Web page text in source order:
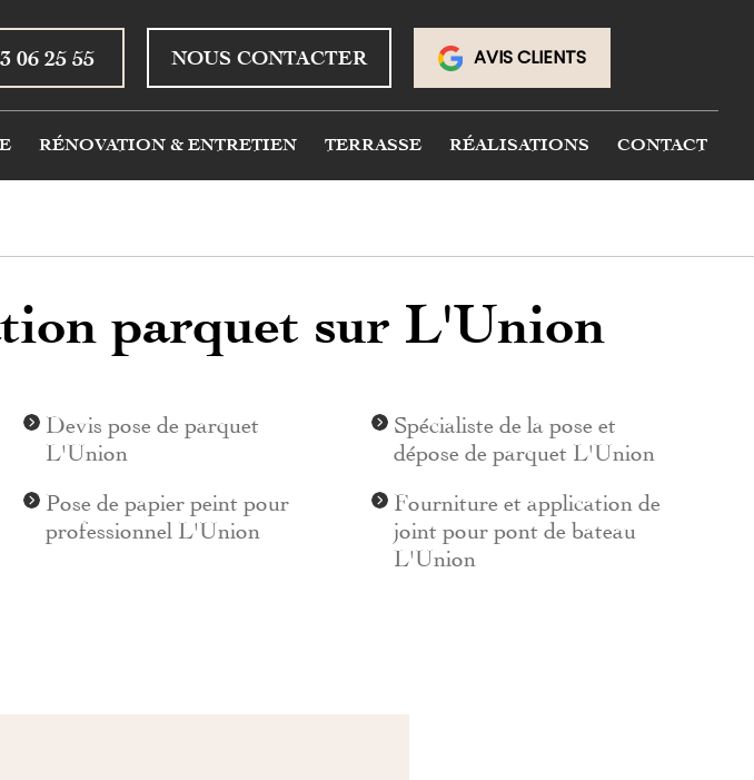
06 25 55 NOUS CONTACTER AVIS CLIENTS
RÉNOVATION & ENTRETIEN TERRASSE RÉALISATIONS CONTACT
parquet sur L'Union
Devis pose de parquet
L'Union
Spécialiste de la pose et
dépose de parquet L'Union
Pose de papier peint pour
professionnel L'Union
Fourniture et application de
joint pour pont de bateau
L'Union